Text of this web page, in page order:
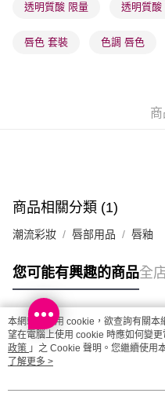
(澳門門市) 只顯示可選門市。
取。逾期會取消訂單，並不會安
透明質酸 限量 透明質酸
唇色 套裝 色調 唇色
商品相關分類 (1)
潮流彩妝 唇部用品 唇釉
您可能有興趣的商品全
熱門標籤
熱銷排行
本網站中使用 cookie，欲查詢有關
望在電腦上使用 cookie 時應如何變
政策 」之 Cookie 聲明。您繼續使用
條款之 Cookie 聲明使用 cookie。
了解更多 >